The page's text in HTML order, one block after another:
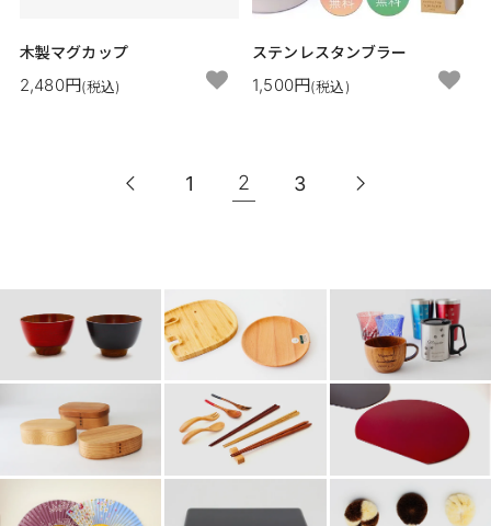
木製マグカップ
2,480円(税込)
ステンレスタンブラー
1,500円(税込)
1 2 3